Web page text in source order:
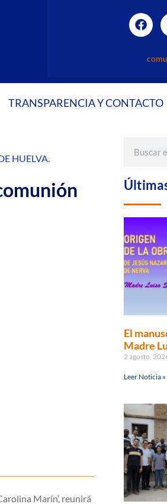
TRANSPARENCIA Y CONTACTO
HUELVA.
Marín’, reunirá
El
Madre
2 agosto,
Leer Noticia »